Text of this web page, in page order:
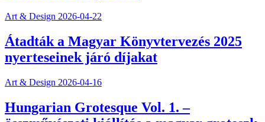
Art & Design 2026-04-22
Átadták a Magyar Könyvtervezés 2025
nyerteseinek járó díjakat
Art & Design 2026-04-16
Hungarian Grotesque Vol. 1. –